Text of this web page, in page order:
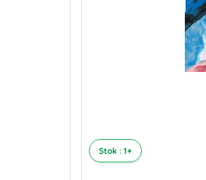
Stok : 1+